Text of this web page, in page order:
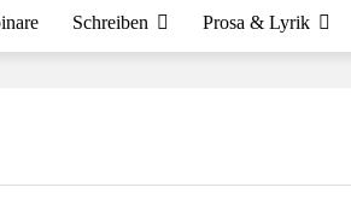
Schreiben Prosa & Lyrik